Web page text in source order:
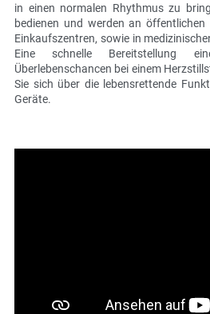
in einen normalen Rhythmus zu
bedienen und werden an
Einkaufszentren, sowie in
Eine schnelle Bereitstellung
Überlebenschancen bei einem
Sie sich über die lebensrettende
Geräte.